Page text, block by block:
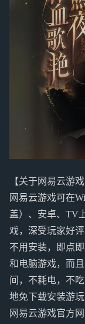
【关于网易云游戏
网易云游戏可在
盖）、安卓、TV
戏，深受玩家好
不用安装，即点
和电脑游戏，而
间，不耗电，不
地免下载安装游玩
网易云游戏官方网